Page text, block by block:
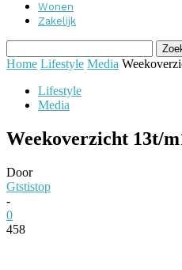
Wonen
Zakelijk
Home Lifestyle Media
Lifestyle
Media
Weekoverzicht 13t/
Door
Gtstistop
-
0
458